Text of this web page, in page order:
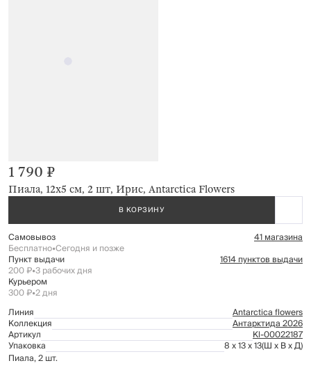
Пиала, 12х5 см, 2 шт, Ирис, Antarctica Flowers
1 790 ₽
В КОРЗИНУ
Самовывоз 41 магазина
Бесплатно•Сегодня и позже
Пункт выдачи 1614 пунктов выдачи
200 ₽•3 рабочих дня
Курьером
300 ₽•2 дня
Линия
Antarctica flowers
Коллекция Антарктида 2026
Артикул Kl-00022187
Упаковка 8 x 13 x 13(Ш x В x Д)
Пиала, 2 шт.